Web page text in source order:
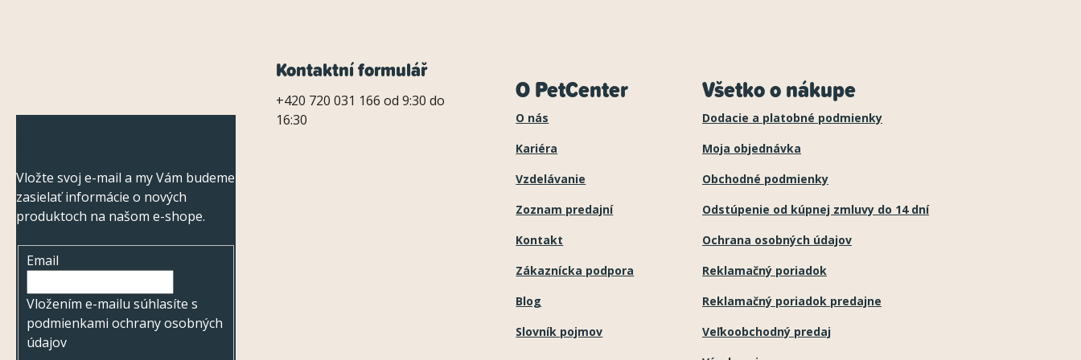
Vložte svoj e-mail a my Vám budeme
zasielať informácie o nových
produktoch na našom e-shope.
Email
Vložením e-mailu súhlasíte s
podmienkami ochrany osobných
údajov
Kontaktní formulář
+420 720 031 166 od 9:30 do
16:30
O PetCenter
O nás
Kariéra
Vzdelávanie
Zoznam predajní
Kontakt
Zákaznícka podpora
Blog
Slovník pojmov
Všetko o nákupe
Dodacie a platobné podmienky
Moja objednávka
Obchodné podmienky
Odstúpenie od kúpnej zmluvy do 14 dní
Ochrana osobných údajov
Reklamačný poriadok
Reklamačný poriadok predajne
Veľkoobchodný predaj